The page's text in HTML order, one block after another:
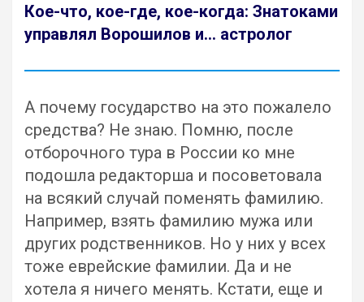
Кое-что, кое-где, кое-когда: Знатоками
управлял Ворошилов и… астролог
А почему государство на это пожалело
средства? Не знаю. Помню, после
отборочного тура в России ко мне
подошла редакторша и посоветовала
на всякий случай поменять фамилию.
Например, взять фамилию мужа или
других родственников. Но у них у всех
тоже еврейские фамилии. Да и не
хотела я ничего менять. Кстати, еще и